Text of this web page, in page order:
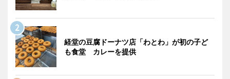
経堂の豆腐ドーナツ店「わとわ」が初の子ど
も食堂 カレーを提供